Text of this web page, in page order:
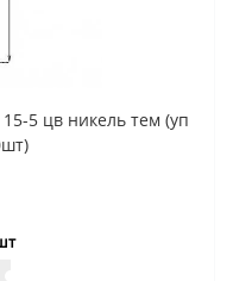
5 цв никель тем (уп